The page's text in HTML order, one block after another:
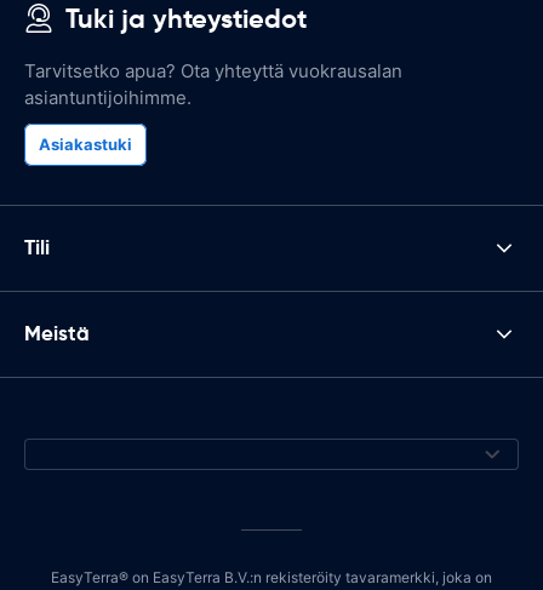
Tuki ja yhteystiedot
Tarvitsetko apua? Ota yhteyttä vuokrausalan
asiantuntijoihimme.
Asiakastuki
Tili
Meistä
EasyTerra® on EasyTerra B.V.:n rekisteröity tavaramerkki, joka on